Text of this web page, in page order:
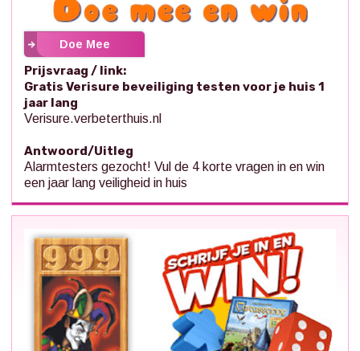
Doe Mee
Prijsvraag / link:
Gratis Verisure beveiliging testen voor je huis 1
jaar lang
Verisure.verbeterthuis.nl
Antwoord/Uitleg
Alarmtesters gezocht! Vul de 4 korte vragen in en win
een jaar lang veiligheid in huis